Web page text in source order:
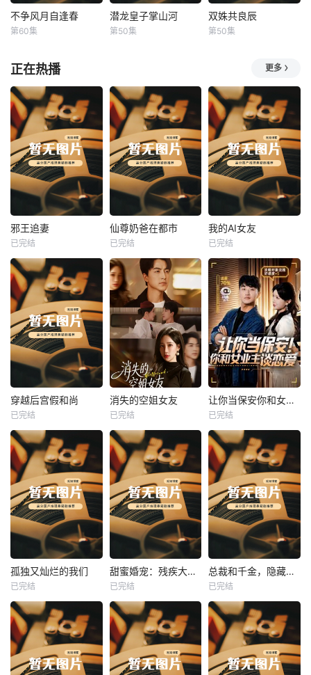
不争风月自逢春
不争风月自逢春
第60集
潜龙皇子掌山河
潜龙皇子掌山河
第50集
双姝共良辰
双姝共良辰
第50集
正在热播 更多
热播
邪王追妻
未知
邪王追妻
已完结
热播
未知
仙尊奶爸在都市
已完结
热播
我的AI女友
未知
我的AI女友
已完结
热播
未知
穿越后宫假和尚
已完结
热播
未知
消失的空姐女友
已完结
热播
未知
让你当保安你和女业主谈恋爱
已完结
热播
未知
孤独又灿烂的我们
已完结
热播
未知
甜蜜婚宠：残疾大佬夜夜撩
已完结
热播
未知
总裁和千金，隐藏身份闪婚了
已完结